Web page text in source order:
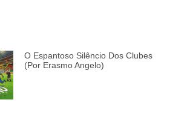
O Espantoso Silêncio Dos Clubes
(por Erasmo Angelo)